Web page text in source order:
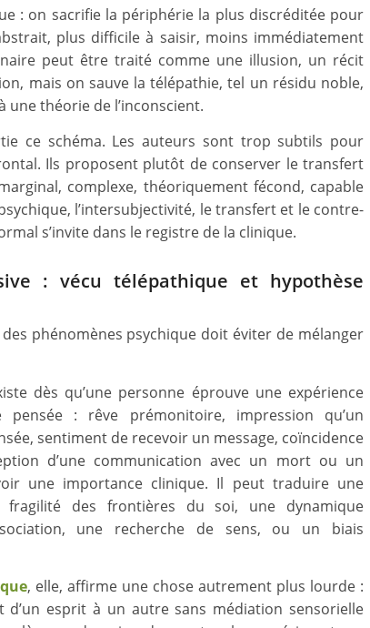
: on sacrifie la périphérie la plus discréditée pour
plus difficile à saisir, moins immédiatement
peut être traité comme une illusion, un récit
mais on sauve la télépathie, tel un résidu noble,
une théorie de l’inconscient.
ce schéma. Les auteurs sont trop subtils pour
Ils proposent plutôt de conserver le transfert
complexe, théoriquement fécond, capable
l’intersubjectivité, le transfert et le contre-
s’invite dans le registre de la clinique.
: vécu télépathique et hypothèse
phénomènes psychique doit éviter de mélanger
dès qu’une personne éprouve une expérience
pensée : rêve prémonitoire, impression qu’un
sentiment de recevoir un message, coïncidence
d’une communication avec un mort ou un
une importance clinique. Il peut traduire une
fragilité des frontières du soi, une dynamique
une recherche de sens, ou un biais
, elle, affirme une chose autrement plus lourde :
d’un esprit à un autre sans médiation sensorielle